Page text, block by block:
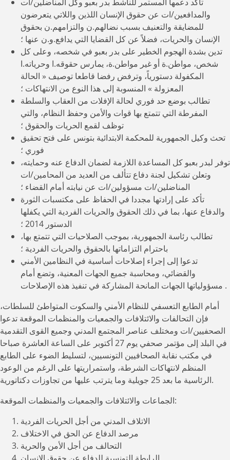
والمدافعين/ات عن حقوق الإنسان اللذين واللاتي يتعرضون
للمضايقة والتعنيف بسبب نضالهم.ن والتزامهم.ن بحقوق
الإنسان والحريات، فضلاً عن كل القضايا التي يدافع.و.ن عنها ؛
تدين بشدة الهجوم الخطير على بدر بعبو في شخصه، وعلى كل
شخص، مواطن.ة أو غير مواطن.ة، يمارس حقوقه.ا وحرياته.ا
المكفولة دستورياً، وترفض رفضا قاطعا توصيف « الحالة
المعزولة » المنسوبة إلى هذا النوع من الانتهاكات ؛
تطالب بوضع حد فوري لحالة الإفلات من العقاب والسلطة
المفرطة التي تتمتع بها قوات والأمن وحفظ النظام، والتي
توظف لقمع الحريات والحقوق ؛
تحث وكيل الجمهورية للمحكمة الابتدائية بتونس على فتح تحقيق
فوري ؛
توفر لبدر بعبو كل المساعدة اللازمة لضمان الدفاع عنه وحمايته،
وتعلن تشكيل لجنة دفاع تتألف من العديد من المحامين/ات
المناضلين/ات مسؤولين/ات عن نيابته أمام القضاء ؛
تأكد على إرادتها مجددا في الحفاظ على مكتسبات الثورة
والدفاع عنها، بما في ذلك الحقوق والحريات الفردية التي يكفلها
الدستور 2014 ؛
تطالب رئاسة الجمهورية، بموجب الصلاحيات التي تتمتع بها،
باحترام التزاماتها بالحقوق والحريات الفردية ؛
تدعوا إلى إجراء إصلاحات أساسية في النظامين الأمني
والقضائي، ومحاسبة جميع الجهات المعنية، وتضع أمام
مسؤولياتها الجهات المانحة المشاركة في تنفيذ هذه الإصلاحات.
أمام الطابع التعسفي للنظام الأمني والسكوت المتواطئ للسلطات،
فإن التحالفات والائتلافات والجمعيات والمنظمات الموقعة تدعوا
الصحفيين/ات ومختلف عناصر المجتمع المدني وجميع القوى التقدمية
في البلد إلى مؤتمر صحفي يوم 27 أكتوبر على الساعة العاشرة صباحا
في مكتب نقابة الصحافيين التونسيين، لتسليط الضوء على الطابع
المنظم لانتهاكات الشرطة، واستمراريتها على الرغم من الوعود
الرئاسية ما بعد 25 جويلية وما يترتب عليها من تجاوزات دكتاتورية.
الجماعات والائتلافات والجمعيات والمنظمات الموقعة:
الاتلاف المدني من أجل الحريات الفردية
مرصد الدفاع عن الحق في الاختلاف
التحالف من أجل الأمن والحرية